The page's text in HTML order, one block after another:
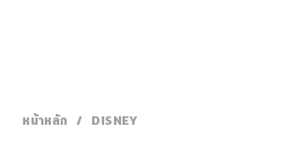
หน้าหลัก / DISNEY